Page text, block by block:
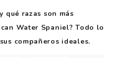
qué razas son más
Water Spaniel? Todo lo
compañeros ideales.